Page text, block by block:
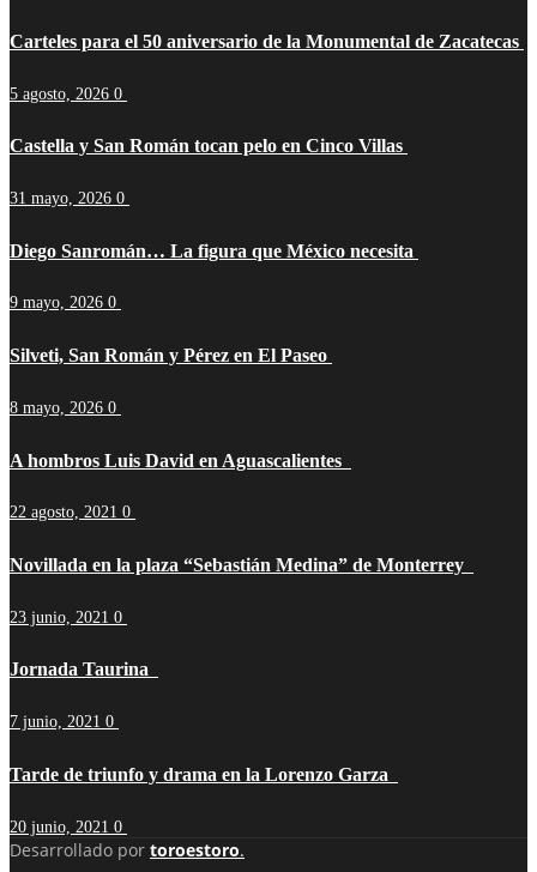
Carteles para el 50 aniversario de la Monumental de Zacatecas
5 agosto, 2026 0
Castella y San Román tocan pelo en Cinco Villas
31 mayo, 2026 0
Diego Sanromán… La figura que México necesita
9 mayo, 2026 0
Silveti, San Román y Pérez en El Paseo
8 mayo, 2026 0
A hombros Luis David en Aguascalientes
22 agosto, 2021 0
Novillada en la plaza “Sebastián Medina” de Monterrey
23 junio, 2021 0
Jornada Taurina
7 junio, 2021 0
Tarde de triunfo y drama en la Lorenzo Garza
20 junio, 2021 0
Desarrollado por toroestoro.